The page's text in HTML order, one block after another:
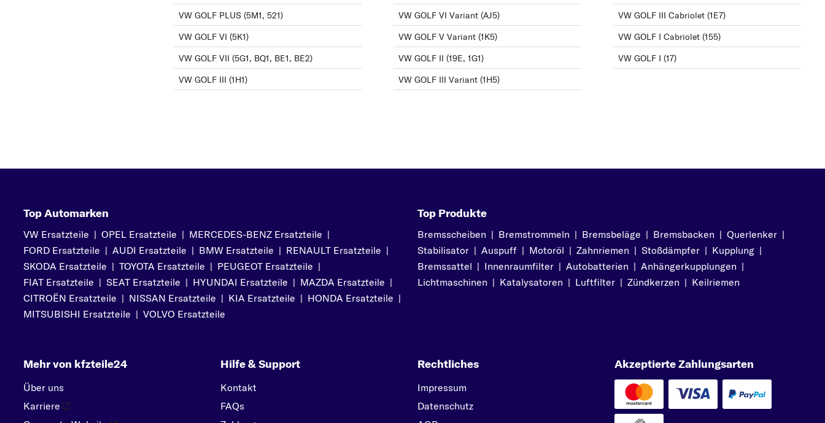
VW GOLF PLUS (5M1, 521)
VW GOLF VI (5K1)
VW GOLF VII (5G1, BQ1, BE1, BE2)
VW GOLF III (1H1)
VW GOLF VI Variant (AJ5)
VW GOLF V Variant (1K5)
VW GOLF II (19E, 1G1)
VW GOLF III Variant (1H5)
VW GOLF III Cabriolet (1E7)
VW GOLF I Cabriolet (155)
VW GOLF I (17)
Top Automarken
VW Ersatzteile | OPEL Ersatzteile | MERCEDES-BENZ Ersatzteile |
FORD Ersatzteile | AUDI Ersatzteile | BMW Ersatzteile | RENAULT Ersatzteile |
SKODA Ersatzteile | TOYOTA Ersatzteile | PEUGEOT Ersatzteile |
FIAT Ersatzteile | SEAT Ersatzteile | HYUNDAI Ersatzteile | MAZDA Ersatzteile |
CITROËN Ersatzteile | NISSAN Ersatzteile | KIA Ersatzteile | HONDA Ersatzteile |
MITSUBISHI Ersatzteile | VOLVO Ersatzteile
Top Produkte
Bremsscheiben | Bremstrommeln | Bremsbeläge | Bremsbacken | Querlenker |
Stabilisator | Auspuff | Motoröl | Zahnriemen | Stoßdämpfer | Kupplung |
Bremssattel | Innenraumfilter | Autobatterien | Anhängerkupplungen |
Lichtmaschinen | Katalysatoren | Luftfilter | Zündkerzen | Keilriemen
Mehr von kfzteile24
Über uns
Karriere
Hilfe & Support
Kontakt
FAQs
Rechtliches
Impressum
Datenschutz
Akzeptierte Zahlungsarten